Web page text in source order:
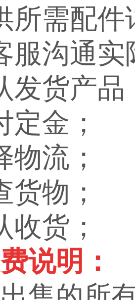
所需配
服沟通实
发货产品
定金；
物流；
货物；
收货；
说明：